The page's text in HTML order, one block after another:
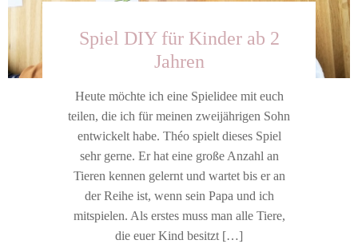
Spiel DIY für Kinder ab 2
Jahren
Heute möchte ich eine Spielidee mit euch
teilen, die ich für meinen zweijährigen Sohn
entwickelt habe. Théo spielt dieses Spiel
sehr gerne. Er hat eine große Anzahl an
Tieren kennen gelernt und wartet bis er an
der Reihe ist, wenn sein Papa und ich
mitspielen. Als erstes muss man alle Tiere,
die euer Kind besitzt […]